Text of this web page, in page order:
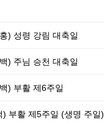
) 성령 강림 대축일
) 주님 승천 대축일
) 부활 제6주일
부활 제5주일 (생명 주일)